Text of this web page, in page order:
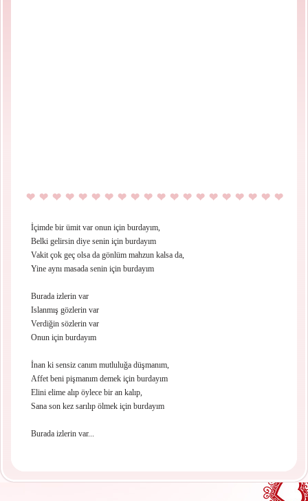
İçimde bir ümit var onun için burdayım,
Belki gelirsin diye senin için burdayım
Vakit çok geç olsa da gönlüm mahzun kalsa da,
Yine aynı masada senin için burdayım
Burada izlerin var
Islanmış gözlerin var
Verdiğin sözlerin var
Onun için burdayım
İnan ki sensiz canım mutluluğa düşmanım,
Affet beni pişmanım demek için burdayım
Elini elime alıp öylece bir an kalıp,
Sana son kez sarılıp ölmek için burdayım
Burada izlerin var...